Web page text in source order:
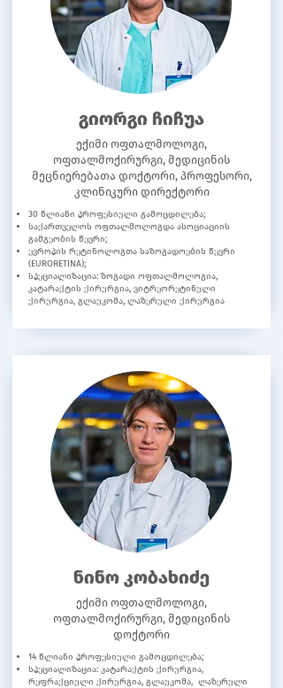
გიორგი ჩიჩუა
ექიმი ოფთალმოლოგი,
ოფთალმოქირურგი, მედიცინის
მეცნიერებათა დოქტორი, პროფესორი,
კლინიკური დირექტორი
30 წლიანი პროფესიული გამოცდილება;
საქართველოს ოფთალმოლოგდა ასოციაციის
გამგეობის წევრი;
ევროპის რეტინოლოგთა საზოგადოების წევრი
(EURORETINA);
სპეციალიზაცია: ზოგადი ოფთალმოლოგია,
კატარაქტის ქირურგია, ვიტრეორეტინული
ქირურგია, გლაუკომა, ლაზერული ქირურგია
ნინო კობახიძე
ექიმი ოფთალმოლოგი,
ოფთალმოქირურგი, მედიცინის
დოქტორი
14 წლიანი პროფესიული გამოცდილება;
სპეციალიზაცია: კატარაქტის ქირურგია,
რეფრაქციული ქირურგია, გლაუკომა, ლაზერული